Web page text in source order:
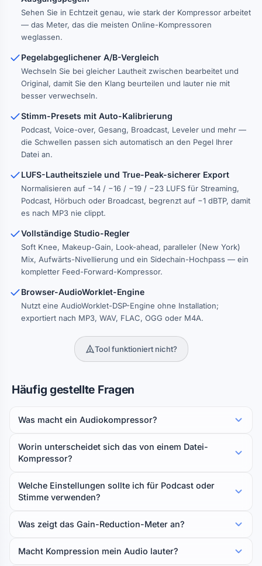
Sehen Sie in Echtzeit genau, wie stark der Kompressor arbeitet
— das Meter, das die meisten Online-Kompressoren
weglassen.
Pegelabgeglichener A/B-Vergleich
Wechseln Sie bei gleicher Lautheit zwischen bearbeitet und
Original, damit Sie den Klang beurteilen und lauter nie mit
besser verwechseln.
Stimm-Presets mit Auto-Kalibrierung
Podcast, Voice-over, Gesang, Broadcast, Leveler und mehr —
die Schwellen passen sich automatisch an den Pegel Ihrer
Datei an.
LUFS-Lautheitsziele und True-Peak-sicherer Export
Normalisieren auf −14 / −16 / −19 / −23 LUFS für Streaming,
Podcast, Hörbuch oder Broadcast, begrenzt auf −1 dBTP, damit
es nach MP3 nie clippt.
Vollständige Studio-Regler
Soft Knee, Makeup-Gain, Look-ahead, paralleler (New York)
Mix, Aufwärts-Nivellierung und ein Sidechain-Hochpass — ein
kompletter Feed-Forward-Kompressor.
Browser-AudioWorklet-Engine
Nutzt eine AudioWorklet-DSP-Engine ohne Installation;
exportiert nach MP3, WAV, FLAC, OGG oder M4A.
Tool funktioniert nicht?
Häufig gestellte Fragen
Was macht ein Audiokompressor?
Worin unterscheidet sich das von einem Datei-
Kompressor?
Welche Einstellungen sollte ich für Podcast oder
Stimme verwenden?
Was zeigt das Gain-Reduction-Meter an?
Macht Kompression mein Audio lauter?